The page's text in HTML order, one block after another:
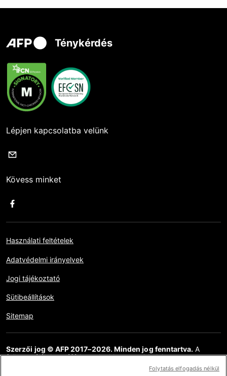
Ténykérdés
Lépjen kapcsolatba velünk
Kövess minket
Használati feltételek
Adatvédelmi irányelvek
Jogi tájékoztató
Sütibeállítások
Sitemap
Szerzői jog © AFP 2017–2026. Minden jog fenntartva. A
felhasználók hozzáférhetnek ehhez a webhelyhez,
megtekinthetik azt, és használhatják az elérhető megosztási
funkciókat is, de kizárólag csak személyes, magán és nem
Folytatás elfogadás nélkül